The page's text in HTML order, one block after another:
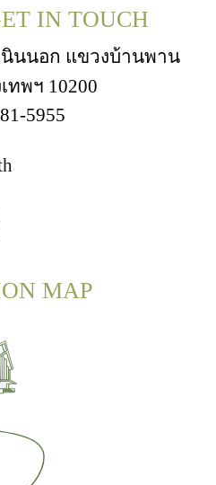
IN TOUCH
นินนอก แขวงบ้านพาน
ทพฯ 10200
5955
MAP